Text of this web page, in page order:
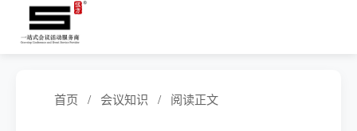
首页 / 会议知识 / 阅读正文